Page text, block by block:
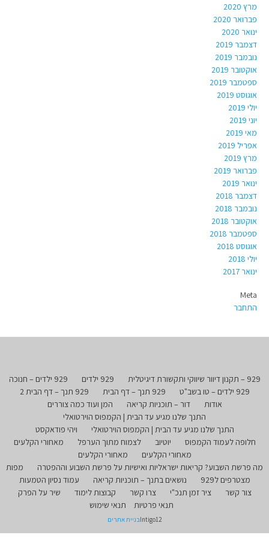
מרץ 2020
פברואר 2020
ינואר 2020
דצמבר 2019
נובמבר 2019
אוקטובר 2019
ספטמבר 2019
אוגוסט 2019
יולי 2019
יוני 2019
מאי 2019
אפריל 2019
מרץ 2019
פברואר 2019
ינואר 2019
דצמבר 2018
נובמבר 2018
אוקטובר 2018
ספטמבר 2018
אוגוסט 2018
יולי 2018
ינואר 2017
Meta
התחבר
929 – תקנון דיוור שיווקי ותקשורת דיגיטלית 929 ילדים
929 ילדים – חנוכה
929 ילדים – טו בשב"ט
929 תנך – דף הבית
929 תנך – דף הבית 2
אודות
דור – תוכניות קריאה
המן ועוד כמה צוררים
התנך שלנו מגיע עד הבית | הקמפוס הוירטואלי
התנך שלנו מגיע עד הבית | הקמפוס הוירטואלי
ויהי פודאקסט
חלופה לעמוד הקמפוס
יוטיוב לצמוח מתוך הערפל
מאחורי הקלעים
מאחורי הקלעים
מאחורי הקלעים
מה פרשת השבוע? קריאות ישראליות ואישיות על פרשת השבוע וההפטרה
מפות
מצטרפים ל929
נושאים בתנך – תוכניות קריאה
עמוד נסיון הטמעות
צור קשר
ציר זמן תנכ"י צרו קשר קבוצות לימוד
שיר על הפרק
תנאי פרטיות
תנאי שימוש
Intigo12בניית אתרים